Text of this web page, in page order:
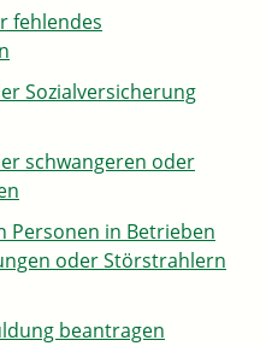
fehlendes
Sozialversicherung
schwangeren oder
Personen in Betrieben
oder Störstrahlern
beantragen